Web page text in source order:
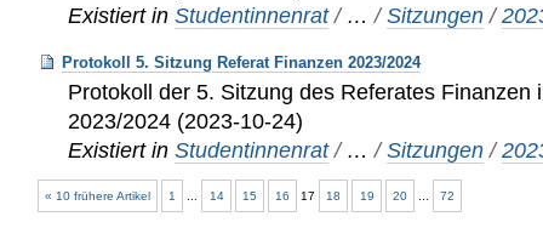
Existiert in Studentinnenrat / …/Sitzungen /
Protokoll 5. Sitzung Referat Finanzen 2023/2024
Protokoll der 5. Sitzung des Referates Finanzen
2023/2024 (2023-10-24)
Existiert in Studentinnenrat / …/Sitzungen /
« 10 frühere Artikel 1 14 15 16 17 18 19 20 72